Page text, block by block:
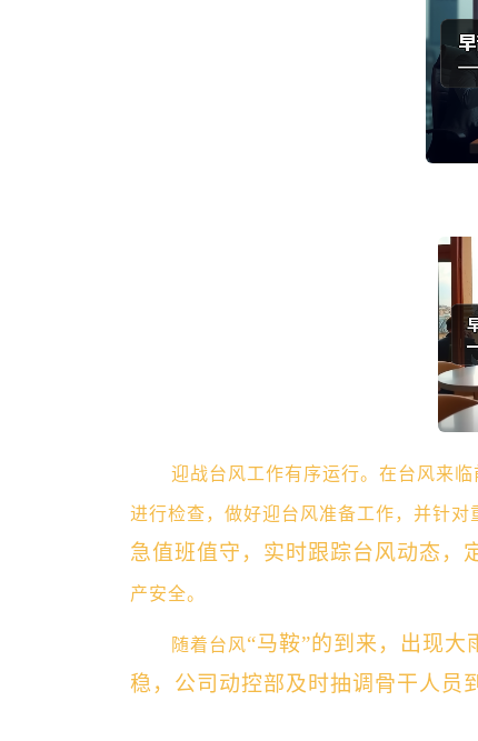
迎战台风工作有序运行。 在台风来
进行检查，做好迎台风准备工作，并针
急值班值守，实时跟踪台风动态，
产安全。
随着台风“马鞍”的到来，出现
稳，公司动控部及时抽调骨干人员